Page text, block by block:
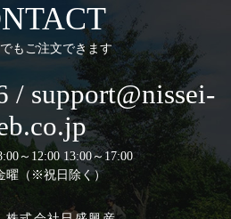
へ
もご注文できます
/ support@nissei-
～12:00 13:00～17:00
曜（※祝日除く）